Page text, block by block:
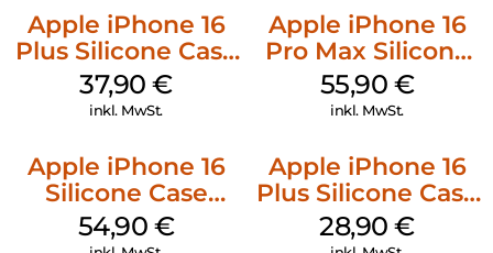
Apple iPhone 16
Plus Silicone Case
MagSafe Lake
Green
37,90€
inkl. MwSt.
Apple iPhone 16
Pro Max Silicone
Case MagSafe
Stone Gray
55,90 €
inkl. MwSt.
Apple iPhone 16
Silicone Case
MagSafe Lake
Green
54,90 €
Apple iPhone 16
Plus Silicone Case
MagSafe Black
28,90€